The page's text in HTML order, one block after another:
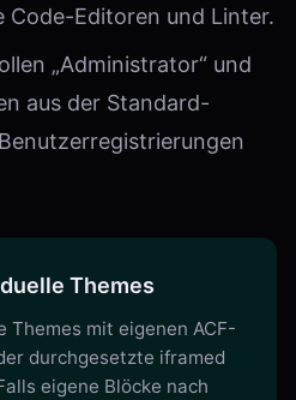
Code-Editoren und Linter.
„Administrator“ und
aus der Standard-
Themes
Themes mit eigenen ACF-
durchgesetzte iframed
eigene Blöcke nach